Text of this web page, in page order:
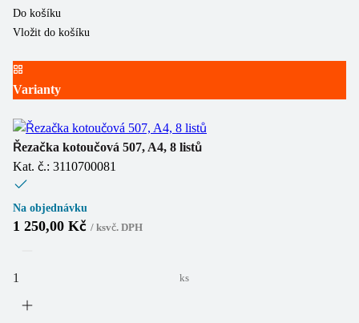
Do košíku
Vložit do košíku
Varianty
Řezačka kotoučová 507, A4, 8 listů
Kat. č.: 3110700081
Na objednávku
1 250,00 Kč / ksvč. DPH
ks